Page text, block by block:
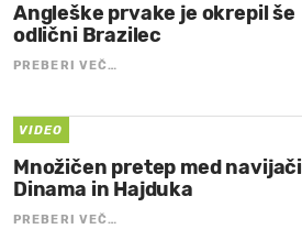
Angleške prvake je okrepil še
odlični Brazilec
PREBERI VEČ…
VIDEO
Množičen pretep med navijači
Dinama in Hajduka
PREBERI VEČ…